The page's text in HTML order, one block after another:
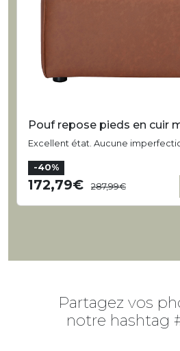
Pouf repose pieds en cuir
Excellent état. Aucune
-40%
172,79 287,99
Partagez vos
notre hashtag